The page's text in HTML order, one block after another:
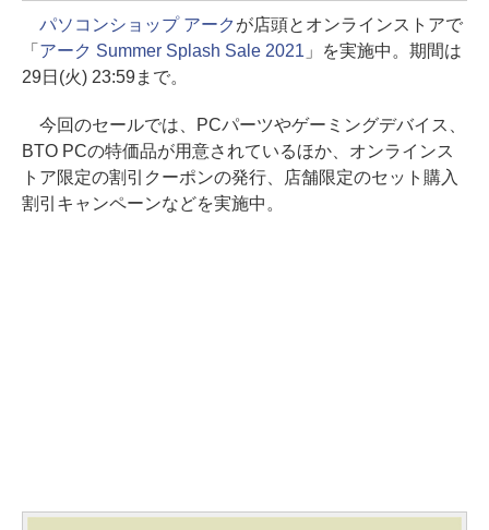
パソコンショップ アーク が店頭とオンラインストアで
「 アーク Summer Splash Sale 2021 」を実施中。期間は
29日(火) 23:59まで。
今回のセールでは、PCパーツやゲーミングデバイス、
BTO PCの特価品が用意されているほか、オンラインス
トア限定の割引クーポンの発行、店舗限定のセット購入
割引キャンペーンなどを実施中。